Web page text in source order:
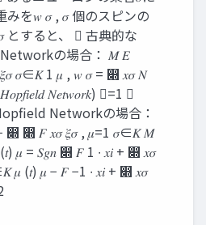
みを𝑤 𝜎 , 𝜎 個のスピンの
とすると、  古典的な
の場合： 𝑀 𝐸
𝜎∈𝐾 1 𝜇 , 𝑤 𝜎 = ෍ 𝑥𝜎 𝑁
𝑁𝑒𝑡𝑤𝑜𝑟𝑘) 𝜇=1 
Networkの場合：
෍ ෍ 𝐹 𝑥𝜎 𝜉𝜎 , 𝜇=1 𝜎∈𝐾 𝑀
𝜇 = 𝑆𝑔𝑛 ෍ 𝐹 1 ∙ 𝑥𝑖 + ෍ 𝑥𝜎
𝜇 (𝑡) 𝜇 − 𝐹 −1 ∙ 𝑥𝑖 + ෍ 𝑥𝜎